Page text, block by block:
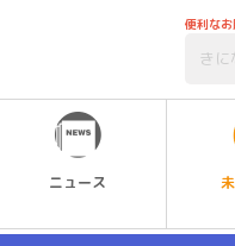
便利な
ニュース